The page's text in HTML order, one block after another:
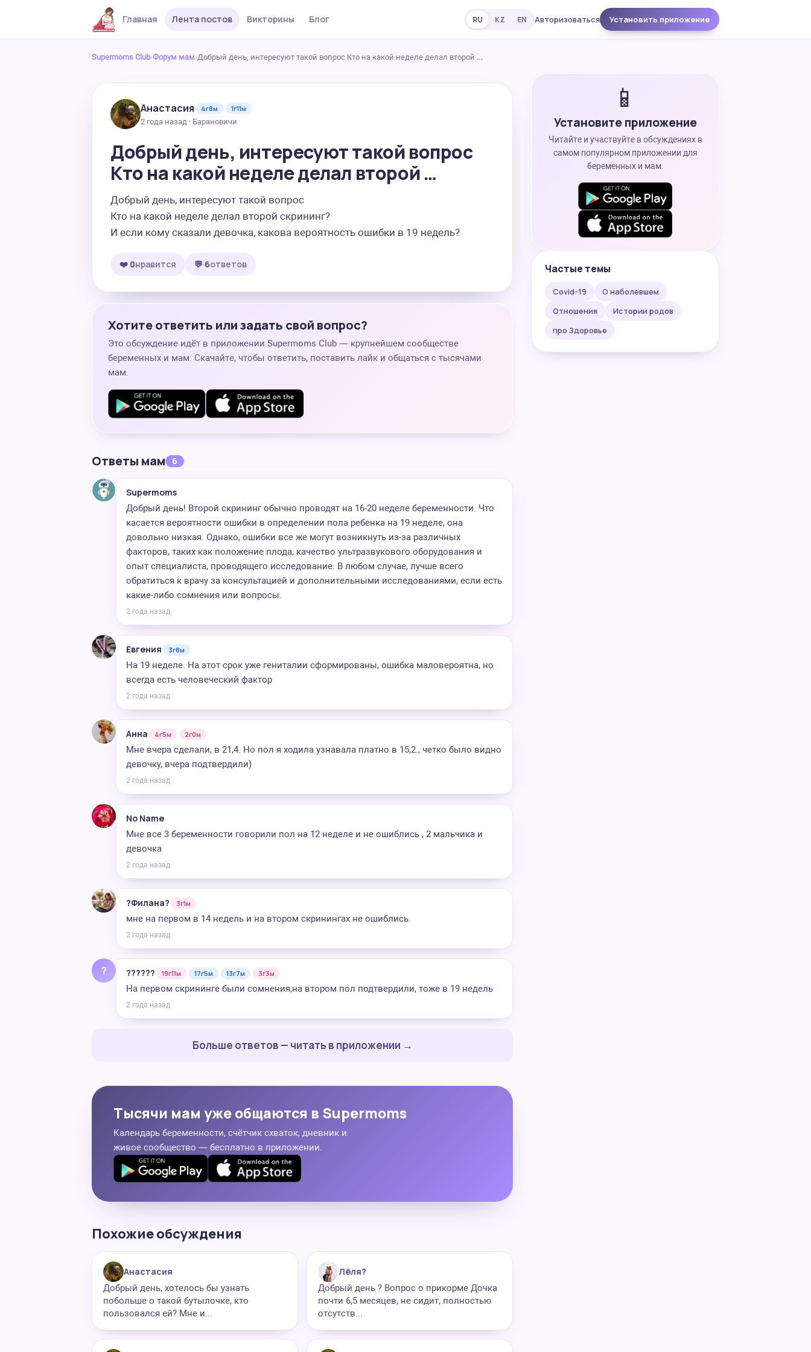
Главная Лента постов Викторины Блог RU KZ EN Авторизоваться Установить приложение
Supermoms Club›Форум мам›Добрый день, интересуют такой вопрос Кто на какой неделе делал второй …
Анастасия 4г8м
1г11м
2 года назад · Барановичи
Добрый день, интересуют такой вопрос
Кто на какой неделе делал второй …
Добрый день, интересуют такой вопрос
Кто на какой неделе делал второй скрининг?
И если кому сказали девочка, какова вероятность ошибки в 19 недель?
❤️ 0нравится 💬 6ответов
Хотите ответить или задать свой вопрос?
Это обсуждение идёт в приложении Supermoms Club — крупнейшем сообществе
беременных и мам. Скачайте, чтобы ответить, поставить лайк и общаться с тысячами
мам.
Ответы мам 6
Supermoms
Добрый день! Второй скрининг обычно проводят на 16-20 неделе беременности. Что
касается вероятности ошибки в определении пола ребенка на 19 неделе, она
довольно низкая. Однако, ошибки все же могут возникнуть из-за различных
факторов, таких как положение плода, качество ультразвукового оборудования и
опыт специалиста, проводящего исследование. В любом случае, лучше всего
обратиться к врачу за консультацией и дополнительными исследованиями, если есть
какие-либо сомнения или вопросы.
2 года назад
Евгения 3г8м
На 19 неделе. На этот срок уже гениталии сформированы, ошибка маловероятна, но
всегда есть человеческий фактор
2 года назад
Анна 4г5м 2г0м
Мне вчера сделали, в 21,4. Но пол я ходила узнавала платно в 15,2., четко было видно
девочку, вчера подтвердили)
2 года назад
No Name
Мне все 3 беременности говорили пол на 12 неделе и не ошиблись , 2 мальчика и
девочка
2 года назад
?Филана? 3г1м
мне на первом в 14 недель и на втором скринингах не ошиблись.
2 года назад
? ?????? 19г11м 17г5м 13г7м 3г3м
На первом скрининге были сомнения,на втором пол подтвердили, тоже в 19 недель
2 года назад
Больше ответов — читать в приложении →
Тысячи мам уже общаются в Supermoms
Календарь беременности, счётчик схваток, дневник и
живое сообщество — бесплатно в приложении.
Похожие обсуждения
Анастасия
Добрый день, хотелось бы узнать
побольше о такой бутылочке, кто
пользовался ей? Мне и...
Лёля?
Добрый день ? Вопрос о прикорме Дочка
почти 6,5 месяцев, не сидит, полностью
отсутств...
📱
Установите приложение
Читайте и участвуйте в обсуждениях в
самом популярном приложении для
беременных и мам.
Частые темы
Covid-19
О наболевшем
Отношения
Истории родов
про Здоровье